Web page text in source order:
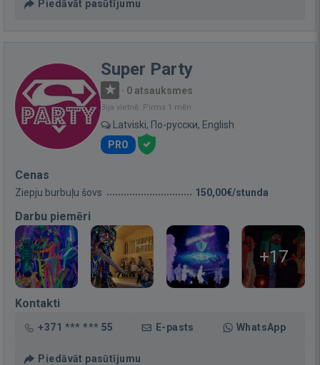
Piedāvāt pasūtījumu
Super Party
· 0 atsauksmes
Bija vietnē: Pirms 1 mēn.
Latviski, По-русски, English
PRO
Cenas
Ziepju burbuļu šovs 150,00€/stunda
Darbu piemēri
+17
Kontakti
+371 *** *** 55 E-pasts WhatsApp
Piedāvāt pasūtījumu